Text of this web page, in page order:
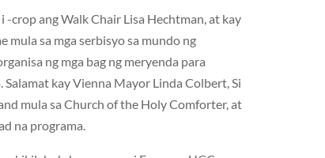
-crop ang Walk Chair Lisa Hechtman, at kay
mula sa mga serbisyo sa mundo ng
ng mga bag ng meryenda para
kay Vienna Mayor Linda Colbert, Si
mula sa Church of the Holy Comforter, at
na programa.